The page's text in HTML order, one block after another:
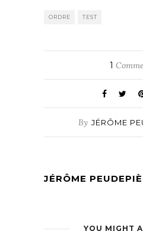
ORDRE TEST
1
By JÉRÔME
JÉRÔME
YOU MIGHT